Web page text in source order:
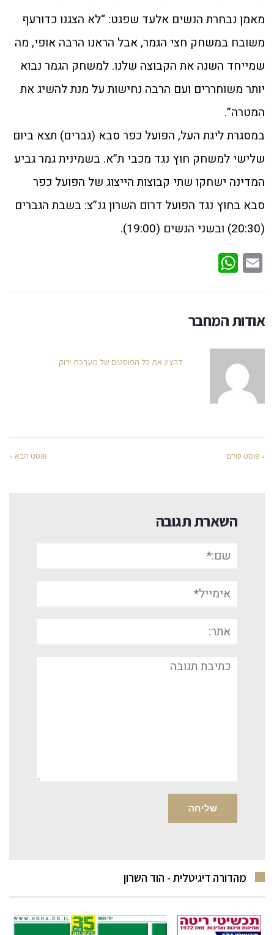
מאמן נבחרת הנשים אלעד שפגט: “לא הצגנו כדורעף
משובח במשחק חצי הגמר, אבל הראנו הרבה אופי, מה
שמייחד השנה את הקבוצה שלנו. למשחק הגמר נבוא
יותר משוחררים ועם הרבה נחישות על מנת להשיג את
המטרה”.
במסגרת ליגת העל, הפועל כפר סבא (גברים) תצא ביום
שלישי למשחק חוץ נגד מכבי ת”א. בשמינית גמר גביע
המדינה ישחקו שתי קבוצות הייצוג של הפועל כפר
סבא בחוץ נגד הפועל דרום השרון גנ”צ: בשבת הגברים
(20:30) ובשני הנשים (19:00).
Email
אודות המחבר
להציג את כל הפוסטים של מערכת ירוק
« פוסט קודם פוסט הבא »
השארת תגובה
אימייל*
תגובה
מהדורה דיגיטלית - הוד השרון